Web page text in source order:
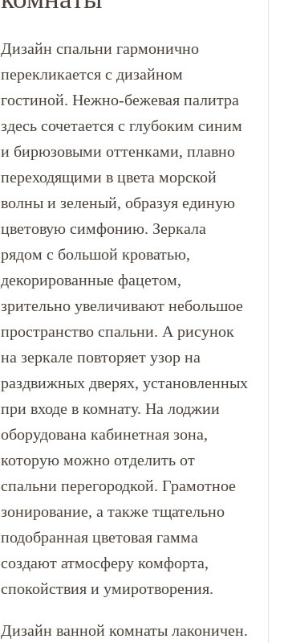
Дизайн спальни гармонично
перекликается с дизайном
гостиной. Нежно-бежевая палитра
здесь сочетается с глубоким синим
и бирюзовыми оттенками, плавно
переходящими в цвета морской
волны и зеленый, образуя единую
цветовую симфонию. Зеркала
рядом с большой кроватью,
декорированные фацетом,
зрительно увеличивают небольшое
пространство спальни. А рисунок
на зеркале повторяет узор на
раздвижных дверях, установленных
при входе в комнату. На лоджии
оборудована кабинетная зона,
которую можно отделить от
спальни перегородкой. Грамотное
зонирование, а также тщательно
подобранная цветовая гамма
создают атмосферу комфорта,
спокойствия и умиротворения.
Дизайн ванной комнаты лаконичен.